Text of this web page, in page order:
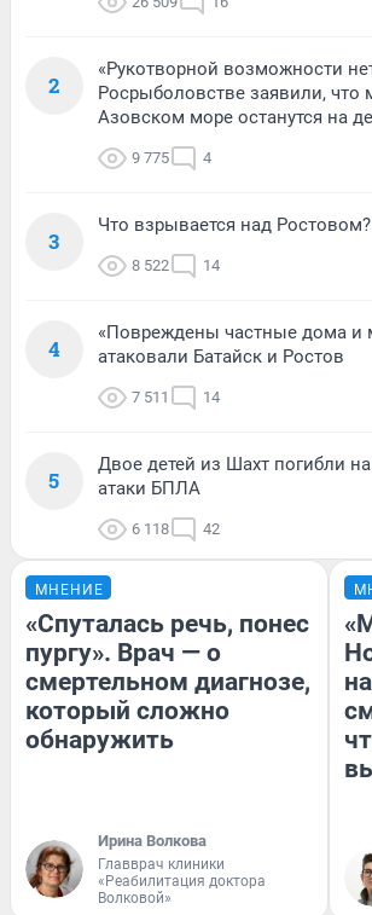
2
«Рукотворной возможности
Росрыболовстве заявили, что
Азовском море останутся на
9 775 4
3
Что взрывается над
8 522 14
4
«Повреждены частные дома и
атаковали Батайск и Ростов
7 511 14
5
Двое детей из Шахт погибли
атаки БПЛА
6 118 42
МНЕНИЕ
«Спуталась речь, понес
пургу». Врач — о
смертельном диагнозе,
который сложно
обнаружить
Ирина Волкова
Главврач клиники
«Реабилитация доктора
Волковой»